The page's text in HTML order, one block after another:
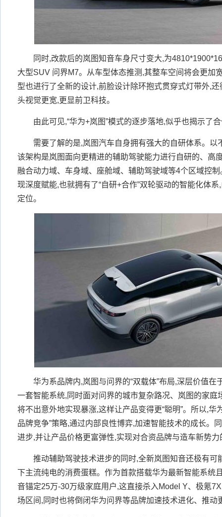
同时,改款后的岚图知音车身尺寸变大,为
大型SUV 问界M7。从车型体态推测,其整车空间将会更加
型也进行了全新的设计,前脸设计除环抱式贯穿式灯带外,
头视觉更宽,更显前卫科技。
由此可见,“华为+岚图”模式的逐步落地,似乎也揭示了
需要了解的是,岚图汽车自身拥有强大的自研体系。以
该架构是岚图面向更精进的辅助驾驶能力进行自研的、高
融合动力域、车身域、座舱域、辅助驾驶域等4个区域控
现深度赋能,也就拥有了“自研+合作”双轮驱动的智能化体
定位。
华为系品牌内,岚图与问界的“双载体”布局,深层价值在
一套智能系统,同时面对问界的城市复杂路况、岚图的家庭
将不出意外地实现暴涨,这样让产品变得更“聪明”。所以,华
品牌竞争”策略,通过内部良性博弈,加速智能技术的成长。
进步,并让产品价格更富弹性,实现对合资品牌与造车新势力
推动辅助驾驶技术进步的同时,全新岚图知音还极有可
下主流纯电的消费蛋糕。作为首款搭载华为最新智能系统
音锚定25万-30万级家庭用户,这直接杀入Model Y、极氪
场区间,同时也将倒闭华为问界等品牌加速技术进化、推动